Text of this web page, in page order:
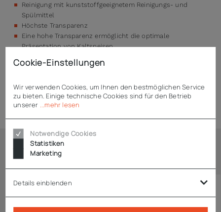
Reinigung mit kunststoffgeeignetem Reinigungs- und
Spülmittel
Höchste Transparenz
Eine hohe Transparenz ermöglicht die optimale
Präsentation von Kaltspeisen
Technische Daten
Ähnliche Artikel
Cookie-Einstellungen
Wir verwenden Cookies, um Ihnen den bestmöglichen Service
zu bieten. Einige technische Cookies sind für den Betrieb
unserer ...mehr lesen
Notwendige Cookies
Statistiken
Marketing
Details einblenden